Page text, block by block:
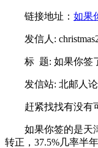
链接地址： 如果
发信人:
标 题: 如果你签
发信站: 北邮人
赶紧找找有没有
如果你签的是天
转正，37.5%几率半年